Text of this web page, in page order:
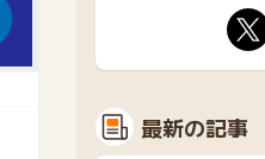
最新の記事